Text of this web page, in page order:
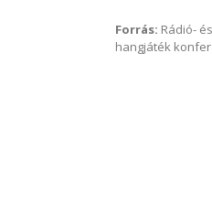
Forrás: Rádió-
hangjáték